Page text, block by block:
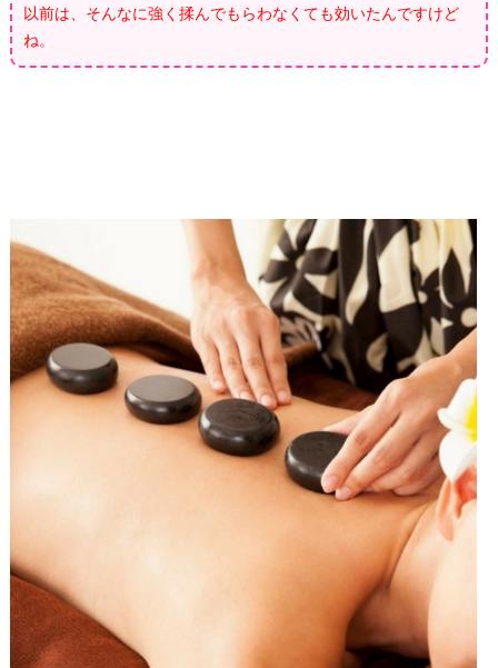
以前は、そんなに強く揉んでもらわなくても効いたんですけど
ね。